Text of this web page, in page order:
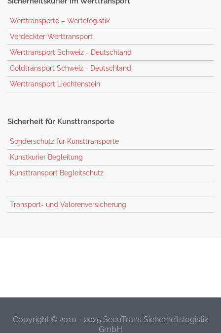
Werttransporte – Wertelogistik
Verdeckter Werttransport
Werttransport Schweiz - Deutschland
Goldtransport Schweiz - Deutschland
Werttransport Liechtenstein
Sicherheit für Kunsttransporte
Sonderschutz für Kunsttransporte
Kunstkurier Begleitung
Kunsttransport Begleitschutz
Transport- und Valorenversicherung
Copyright © 2010 - 2025 SecuTrans Sicherheitslogistik
GmbH